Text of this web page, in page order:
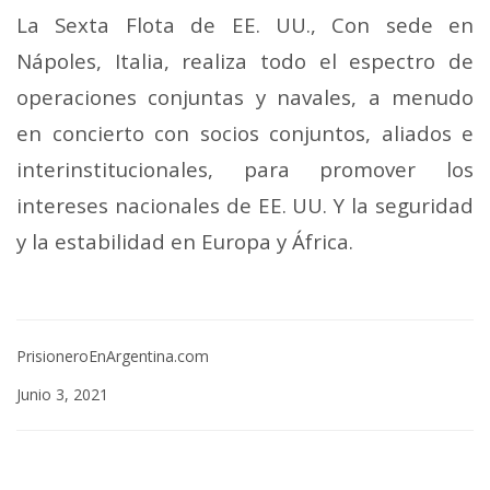
La Sexta Flota de EE. UU., Con sede en
Nápoles, Italia, realiza todo el espectro de
operaciones conjuntas y navales, a menudo
en concierto con socios conjuntos, aliados e
interinstitucionales, para promover los
intereses nacionales de EE. UU. Y la seguridad
y la estabilidad en Europa y África.
PrisioneroEnArgentina.com
Junio 3, 2021